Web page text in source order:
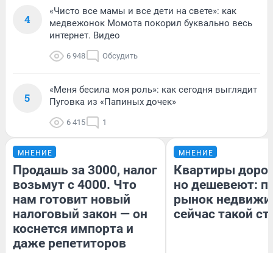
4
«Чисто все мамы и все дети на свете»: как
медвежонок Момота покорил буквально весь
интернет. Видео
6 948 Обсудить
5
«Меня бесила моя роль»: как сегодня выглядит
Пуговка из «Папиных дочек»
6 415 1
МНЕНИЕ
Продашь за 3000, налог
возьмут с 4000. Что
нам готовит новый
налоговый закон — он
коснется импорта и
даже репетиторов
МНЕНИЕ
Квартиры
но дешевеют:
рынок
сейчас такой